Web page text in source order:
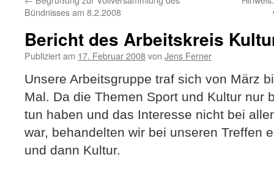
Bündnisses am 8.2.2008
Bericht des Arbeitskreis
Publiziert am 17. Februar 2008von Jens Ferner
Unsere Arbeitsgruppe traf sich von März
Mal. Da die Themen Sport und Kultur nur
tun haben und das Interesse nicht bei
war, behandelten wir bei unseren Treffen
und dann Kultur.